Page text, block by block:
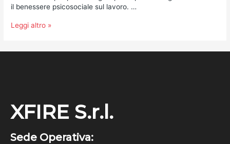
il benessere psicosociale sul lavoro. …
Leggi altro »
XFIRE S.r.l.
Sede Operativa: